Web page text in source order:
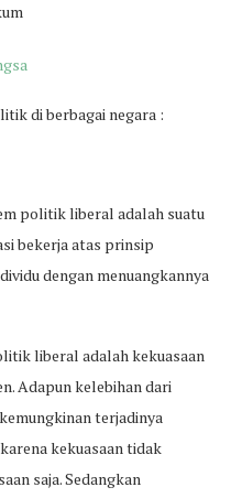
di berbagai negara :
politik liberal adalah suatu
bekerja atas prinsip
dengan menuangkannya
liberal adalah kekuasaan
Adapun kelebihan dari
terjadinya
kekuasaan tidak
saja. Sedangkan